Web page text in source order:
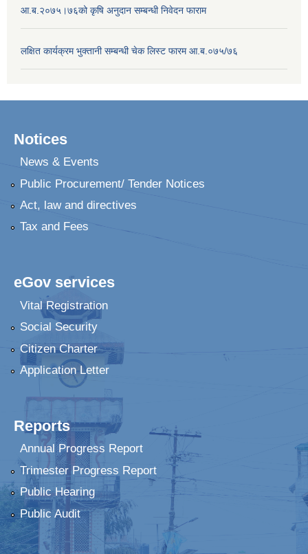
आ.ब.२०७५।७६को कृषि अनुदान सम्बन्धी निवेदन फाराम
लक्षित कार्यक्रम भुक्तानी सम्बन्धी चेक लिस्ट फारम आ.ब.०७५/७६
Notices
News & Events
Public Procurement/ Tender Notices
Act, law and directives
Tax and Fees
eGov services
Vital Registration
Social Security
Citizen Charter
Application Letter
Reports
Annual Progress Report
Trimester Progress Report
Public Hearing
Public Audit